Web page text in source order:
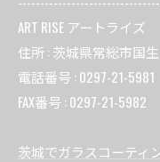
ART RISE アートライズ
住所 : 茨城県常総市国
電話番号 : 0297-21-5981
FAX番号 : 0297-21-5982
茨城でガラスコーティ